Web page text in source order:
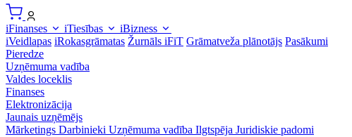
iFinanses iTiesības
iBizness
iVeidlapas iRokasgrāmatas Žurnāls iFiT Grāmatveža plānotājs Pasākumi
Pieredze
Uzņēmuma vadība
Valdes loceklis
Finanses
Elektronizācija
Jaunais uzņēmējs
Mārketings Darbinieki Uzņēmuma vadība Ilgtspēja Juridiskie padomi